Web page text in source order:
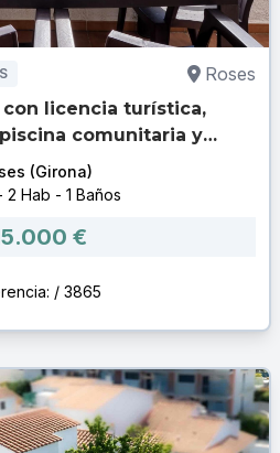
Roses
con licencia turística,
comunitaria y
en Canyelles
Petites
(Girona)
2 Hab - 1 Baños
€
/ 3865